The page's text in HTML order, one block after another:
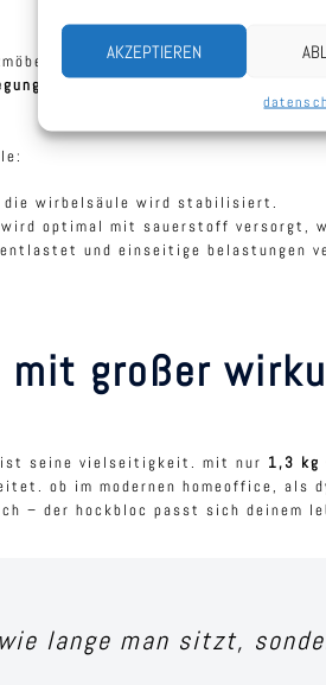
AKZEPTIEREN
er ist ein impulsgeber. durch
. das bedeutet: während du
die wirbelsäule wird stabilisiert.
wird optimal mit sauerstoff versorgt,
und einseitige belastungen
großer
ist seine vielseitigkeit. mit nur 1,3 kg
ob im modernen homeoffice, als
– der hockbloc passt sich deinem
lange man sitzt,